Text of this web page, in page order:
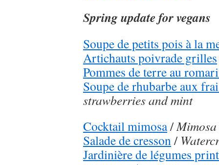
Spring update for vegans
Soupe de petits pois à la
Artichauts poivrade grilles
Pommes de terre au
Soupe de rhubarbe aux
strawberries and mint
Cocktail mimosa/
Salade de cresson/
Jardinière de légumes